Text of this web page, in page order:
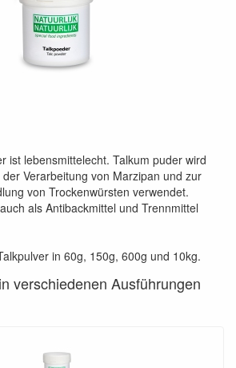
ist lebensmittelecht. Talkum puder wird
Verarbeitung von Marzipan und zur
von Trockenwürsten verwendet.
als Antibackmittel und Trennmittel
in 60g, 150g, 600g und 10kg.
verschiedenen Ausführungen